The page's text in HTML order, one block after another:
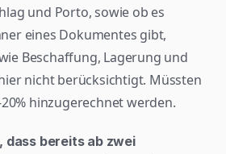
und Porto, sowie ob es
eines Dokumentes gibt,
Beschaffung, Lagerung und
nicht berücksichtigt. Müssten
hinzugerechnet werden.
dass bereits ab zwei